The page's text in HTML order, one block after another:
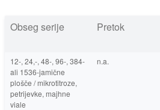
Obseg serije Pretok
12-, 24,-, 48-, 96-, 384-
ali 1536-jamične
plošče / mikrotitroze,
petrijevke, majhne
viale
n.a.